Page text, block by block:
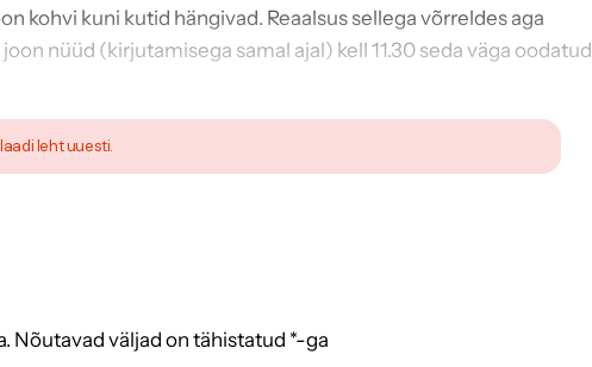
kohvi kuni kutid hängivad. Reaalsus sellega võrreldes aga
nüüd (kirjutamisega samal ajal) kell 11.30 seda väga oodatud
leht uuesti.
Nõutavad väljad on tähistatud *-ga